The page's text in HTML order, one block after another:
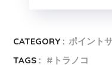
CATEGORY : ポイント
TAGS :
トラノコ